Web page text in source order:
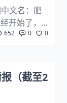
文名：肥
开始了，
建方案。
652 0 0
（截至2